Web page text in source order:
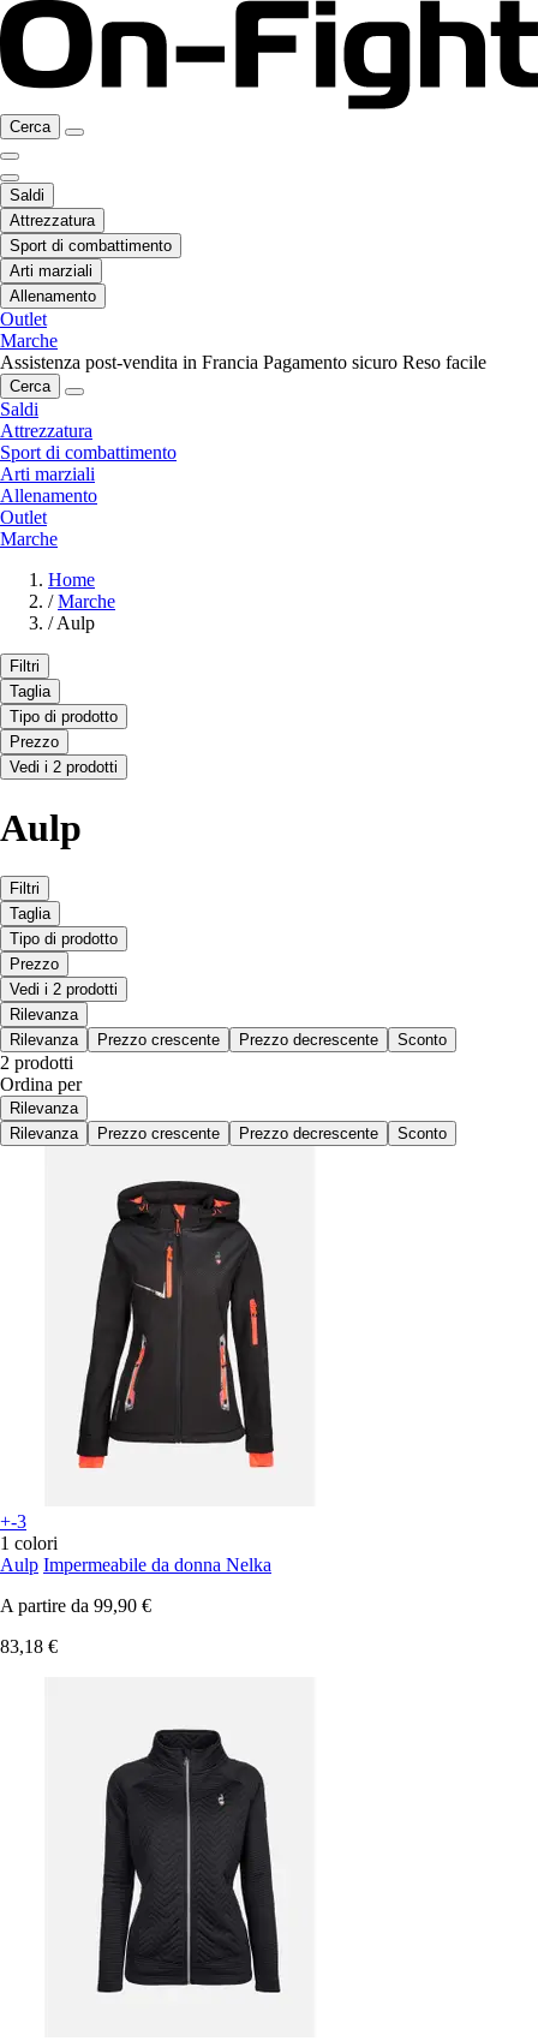
Cerca
Saldi
Attrezzatura
Sport di combattimento
Arti marziali
Allenamento
Outlet
Marche
Assistenza post-vendita in Francia Pagamento sicuro Reso facile
Cerca
Saldi
Attrezzatura
Sport di combattimento
Arti marziali
Allenamento
Outlet
Marche
Home
/ Marche
/ Aulp
Filtri
Taglia
Tipo di prodotto
Prezzo
Vedi i 2 prodotti
Aulp
Filtri
Taglia
Tipo di prodotto
Prezzo
Vedi i 2 prodotti
Rilevanza
Rilevanza
Prezzo crescente Prezzo decrescente Sconto
2 prodotti
Ordina per
Rilevanza
Rilevanza
Prezzo crescente Prezzo decrescente Sconto
+-3
1 colori
Aulp Impermeabile da donna Nelka
A partire da 99,90 €
83,18 €